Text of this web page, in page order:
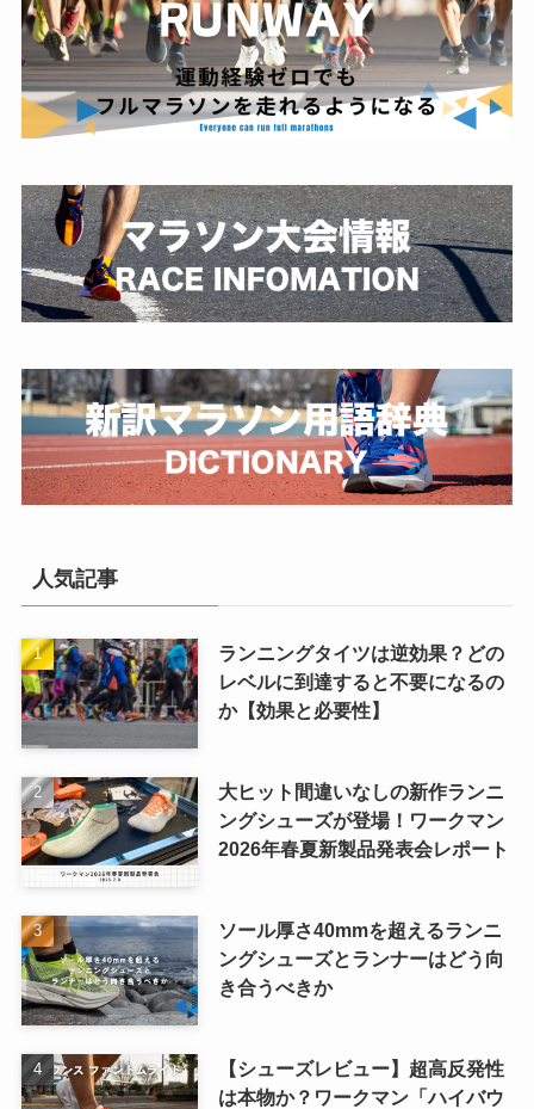
人気記事
ランニングタイツは逆効果？どの
レベルに到達すると不要になるの
か【効果と必要性】
大ヒット間違いなしの新作ランニ
ングシューズが登場！ワークマン
2026年春夏新製品発表会レポート
ソール厚さ40mmを超えるランニ
ングシューズとランナーはどう向
き合うべきか
【シューズレビュー】超高反発性
は本物か？ワークマン「ハイバウ